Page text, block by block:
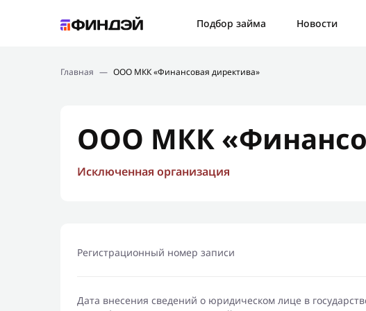
Подбор займа Новости
Новости
Главная — ООО МКК «Финансовая директива»
ООО МКК
Исключенная организация
Регистрационный номер записи
Дата внесения сведений о юридическом лице в
Ошибка: